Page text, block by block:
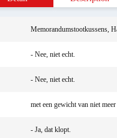
Memorandumstootkussens,
- Nee, niet echt.
- Nee, niet echt.
met een gewicht van niet
- Ja, dat klopt.